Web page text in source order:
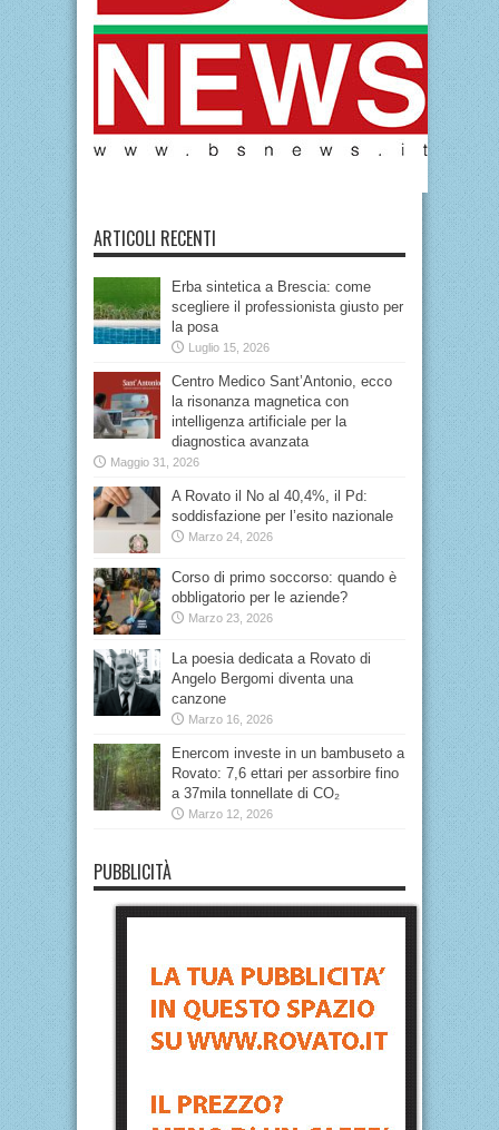
ARTICOLI RECENTI
Erba sintetica a Brescia: come
scegliere il professionista giusto per
la posa
Luglio 15, 2026
Centro Medico Sant’Antonio, ecco
la risonanza magnetica con
intelligenza artificiale per la
diagnostica avanzata
Maggio 31, 2026
A Rovato il No al 40,4%, il Pd:
soddisfazione per l’esito nazionale
Marzo 24, 2026
Corso di primo soccorso: quando è
obbligatorio per le aziende?
Marzo 23, 2026
La poesia dedicata a Rovato di
Angelo Bergomi diventa una
canzone
Marzo 16, 2026
Enercom investe in un bambuseto a
Rovato: 7,6 ettari per assorbire fino
a 37mila tonnellate di CO₂
Marzo 12, 2026
PUBBLICITÀ